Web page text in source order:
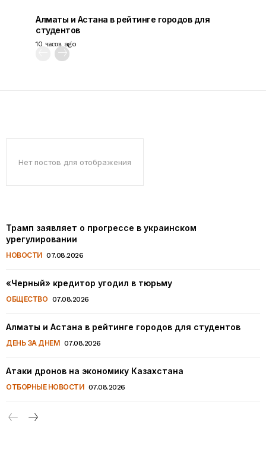
Алматы и Астана в рейтинге городов для
студентов
10 часов ago
Нет постов для отображения
Трамп заявляет о прогрессе в украинском
урегулировании
НОВОСТИ 07.08.2026
«Черный» кредитор угодил в тюрьму
ОБЩЕСТВО 07.08.2026
Алматы и Астана в рейтинге городов для студентов
ДЕНЬ ЗА ДНЕМ 07.08.2026
Атаки дронов на экономику Казахстана
ОТБОРНЫЕ НОВОСТИ 07.08.2026